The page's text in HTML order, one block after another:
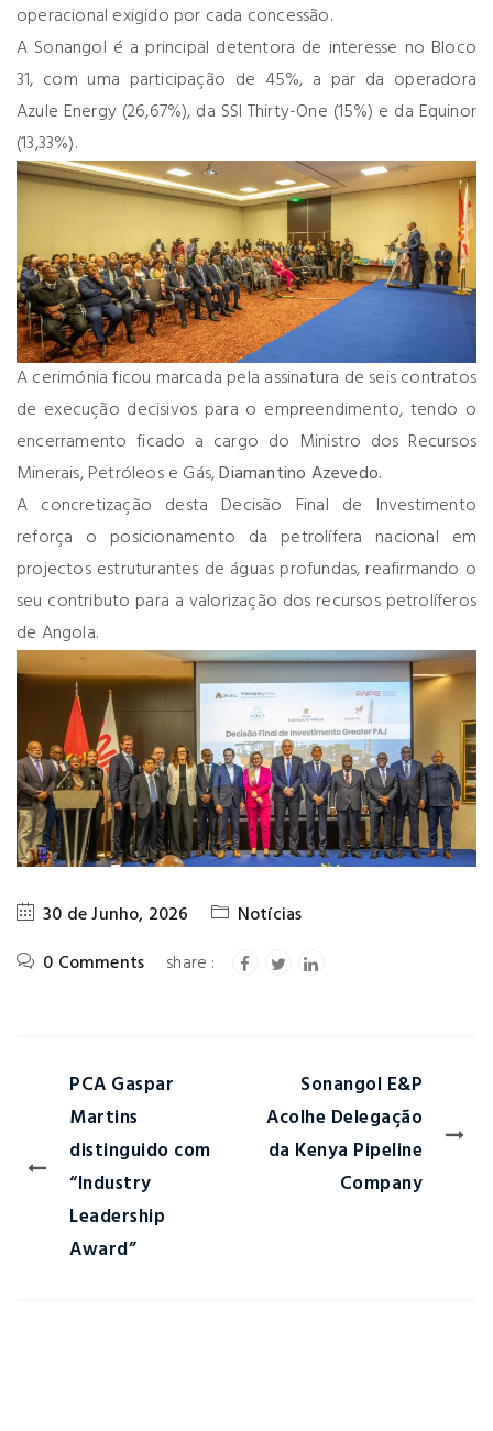
operacional exigido por cada concessão.
A Sonangol é a principal detentora de interesse no Bloco
31, com uma participação de 45%, a par da operadora
Azule Energy (26,67%), da SSI Thirty-One (15%) e da Equinor
(13,33%).
A cerimónia ficou marcada pela assinatura de seis contratos
de execução decisivos para o empreendimento, tendo o
encerramento ficado a cargo do Ministro dos Recursos
Minerais, Petróleos e Gás,Diamantino Azevedo.
A concretização desta Decisão Final de Investimento
reforça o posicionamento da petrolífera nacional em
projectos estruturantes de águas profundas, reafirmando o
seu contributo para a valorização dos recursos petrolíferos
de Angola.
30 de Junho, 2026
Notícias
0 Comments
PCA Gaspar
Martins
distinguido com
“Industry
Leadership
Award”
Sonangol E&P
Acolhe Delegação
da Kenya Pipeline
Company